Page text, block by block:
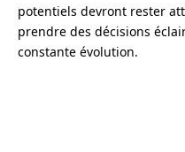
potentiels devront rester
prendre des décisions
constante évolution.